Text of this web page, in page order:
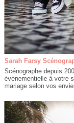
Sarah Farsy
Scénographe depuis
événementielle à votre
mariage selon vos